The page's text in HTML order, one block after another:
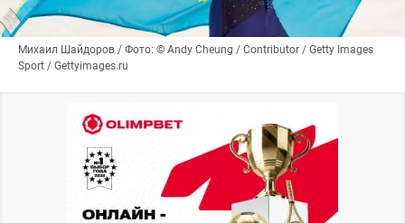
Михаил Шайдоров / Фото: © Andy Cheung / Contributor / Getty Images
Sport / Gettyimages.ru